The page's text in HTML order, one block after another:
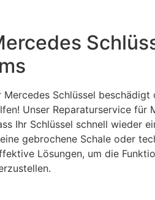
Mercedes Schlüssel
Unser Reparaturservice für
Ihr Schlüssel schnell wieder
gebrochene Schale oder
Lösungen, um die